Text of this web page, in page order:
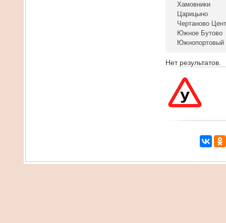
Хамовники
Царицыно
Чертаново
Южное Бутово
Южнопортовый
Нет результатов.